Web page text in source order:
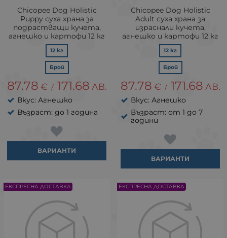
Chicopee Dog Holistic
Puppy суха храна за
подрастващи кучета,
агнешко и картофи 12 кг
12 кг
Брой
87.78 € / 171.68 ЛВ.
Вкус: Агнешко
Възраст: до 1 година
ВАРИАНТИ
Chicopee Dog Holistic
Adult суха храна за
израснали кучета,
агнешко и картофи 12 кг
12 кг
Брой
87.78 € / 171.68 ЛВ.
Вкус: Агнешко
Възраст: от 1 до 7
години
ВАРИАНТИ
ЕКСПРЕСНА ДОСТАВКА ЕКСПРЕСНА ДОСТАВКА